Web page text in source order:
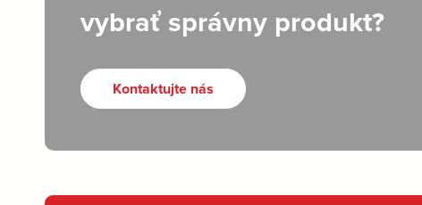
vybrať správny produkt?
Kontaktujte nás